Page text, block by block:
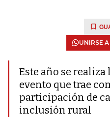
UNIRSE
Este año se
evento que trae
participación de
inclusión rural